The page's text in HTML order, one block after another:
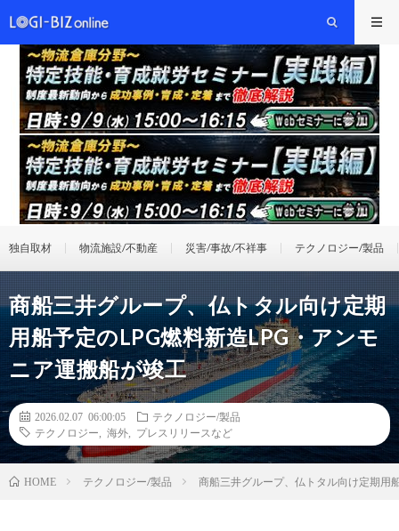
独自取材 物流施設/不動産 災害/事故/不祥事 テクノロジー/製品
商船三井グループ、仏トタル向け定期
用船予定のLPG燃料新造LPG・アンモ
ニア運搬船が竣工
2026.02.07 06:00:05
テクノロジー/製品
テクノロジー
海外 プレスリリースなど
HOME テクノロジー/製品 商船三井グループ、仏トタル向け定期用